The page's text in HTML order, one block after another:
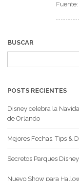
BUSCAR
POSTS RECIENTES
Disney celebra la
de Orlando
Mejores Fechas. Tips &
Secretos Parques Disney
Nuevo Show para